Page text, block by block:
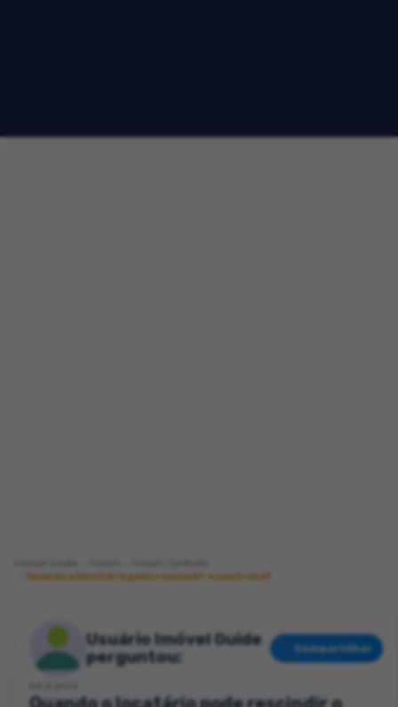
Quando o locatário pode rescindir o contrato?
Usuário Imóvel Guide
perguntou:
Compartilhar